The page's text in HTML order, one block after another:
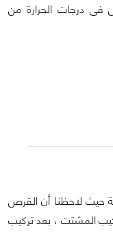
درجات الحرارة من
حيث لاحظنا أن القرص
بدون تركيب المشتت ، بعد تركيب